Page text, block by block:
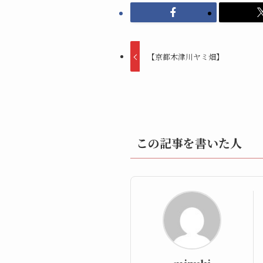
【京都木津川ヤミ畑】
この記事を書いた人